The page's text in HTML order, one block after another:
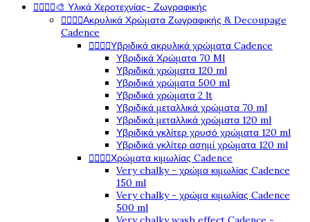
🎨 Υλικά Χεροτεχνίας- Ζωγραφικής
Ακρυλικά Χρώματα Ζωγραφικής & Decoupage
Cadence
Υβριδικά ακρυλικά χρώματα Cadence
Υβριδικά Χρώματα 70 Ml
Υβριδικά χρώματα 120 ml
Υβριδικά χρώματα 500 ml
Υβριδικά χρώματα 2 lt
Υβριδικά μεταλλικά χρώματα 70 ml
Υβριδικά μεταλλικά χρώματα 120 ml
Υβριδικά γκλίτερ χρυσό χρώματα 120 ml
Υβριδικά γκλίτερ ασημί χρώματα 120 ml
Χρώματα κιμωλίας Cadence
Very chalky - χρώμα κιμωλίας Cadence
150 ml
Very chalky - χρώμα κιμωλίας Cadence
500 ml